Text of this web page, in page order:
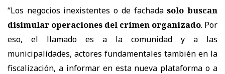
“Los negocios inexistentes o de fachadasolo buscan
disimular operaciones del crimen organizado. Por
eso, el llamado es a la comunidad y a las
municipalidades, actores fundamentales también en la
fiscalización, a informar en esta nueva plataforma o a